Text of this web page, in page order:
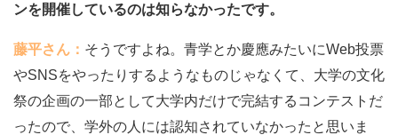
ンを開催しているのは知らなかったです。
藤平さん： そうですよね。青学とか慶應みたいにWeb投票
やSNSをやったりするようなものじゃなくて、大学の文化
祭の企画の一部として大学内だけで完結するコンテストだ
ったので、学外の人には認知されていなかったと思いま